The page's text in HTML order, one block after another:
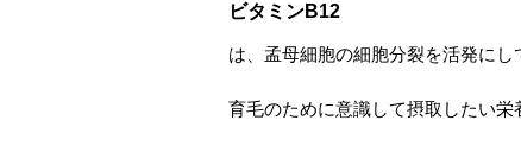
ビタミンB12
は、孟母細胞の細胞分裂を活発にし
育毛のために意識して摂取したい栄